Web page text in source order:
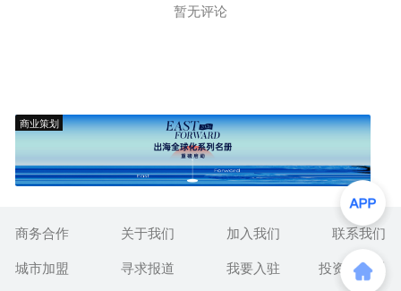
暂无评论
商业策划
商务合作 关于我们 加入我们
联系我们
城市加盟
寻求报道 我要入驻 投资者关系